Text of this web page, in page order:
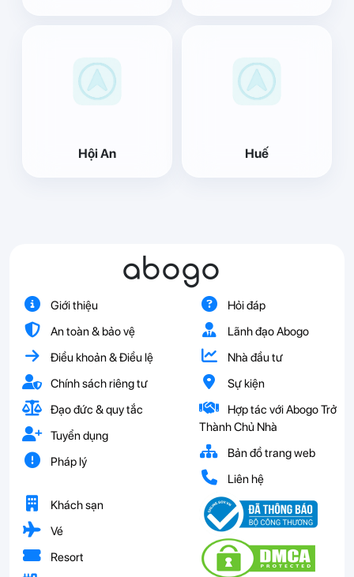
Hội An Huế
abogo
Giới thiệu
An toàn & bảo vệ
Điều khoản & Điều lệ
Chính sách riêng tư
Đạo đức & quy tắc
Tuyển dụng
Pháp lý
Hỏi đáp
Lãnh đạo Abogo
Nhà đầu tư
Sự kiện
Hợp tác với Abogo Trở
Thành Chủ Nhà
Bản đồ trang web
Liên hệ
Khách sạn
Vé
Resort